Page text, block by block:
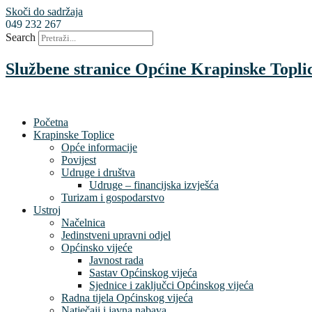
Skoči do sadržaja
049 232 267
Search
Službene stranice Općine Krapinske
Početna
Krapinske Toplice
Opće informacije
Povijest
Udruge i društva
Udruge – financijska izvješća
Turizam i gospodarstvo
Ustroj
Načelnica
Jedinstveni upravni odjel
Općinsko vijeće
Javnost rada
Sastav Općinskog vijeća
Sjednice i zaključci Općinskog vijeća
Radna tijela Općinskog vijeća